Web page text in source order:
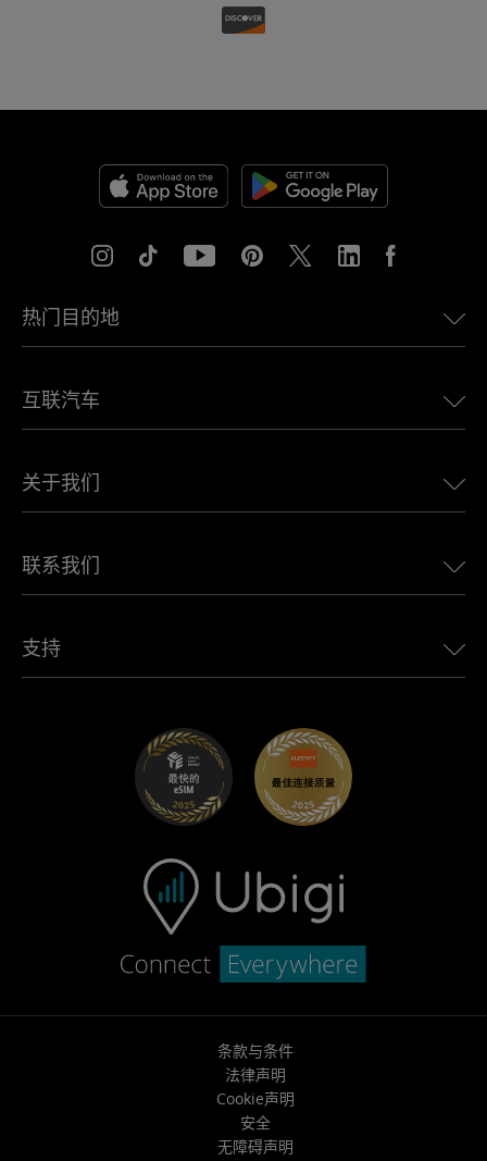
热门目的地
欧洲eSIM
加拿大eSIM
非洲最佳eSIM
查看所有目的地
互联汽车
适用于 LandRover 的 Ubigi
适用于 Jeep 的 Ubigi
适用于 Mini 的 Ubigi
适用于 Maserati 的 Ubigi
关于我们
Ubigi在媒体上
Ubigi应用程序
联系我们
联盟计划
支持
条款与条件
法律声明
Cookie声明
安全
无障碍声明